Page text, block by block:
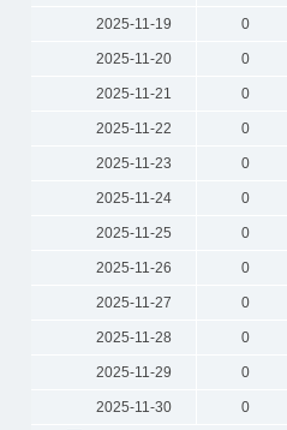
2025-11-19 0
2025-11-20 0
2025-11-21 0
2025-11-22 0
2025-11-23 0
2025-11-24 0
2025-11-25 0
2025-11-26 0
2025-11-27 0
2025-11-28 0
2025-11-29 0
2025-11-30 0